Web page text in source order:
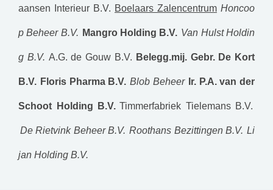
aansen Interieur B.V. Boelaars Zalencentrum Honcoo
p Beheer B.V. Mangro Holding B.V. Van Hulst Holdin
g B.V. A.G. de Gouw B.V. Belegg.mij. Gebr. De Kort
B.V. Floris Pharma B.V. Blob Beheer Ir. P.A. van der
Schoot Holding B.V. Timmerfabriek Tielemans B.V.
De Rietvink Beheer B.V. Roothans Bezittingen B.V. Li
jan Holding B.V.